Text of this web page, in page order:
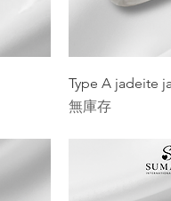
快速
Type A jadeite
無庫存